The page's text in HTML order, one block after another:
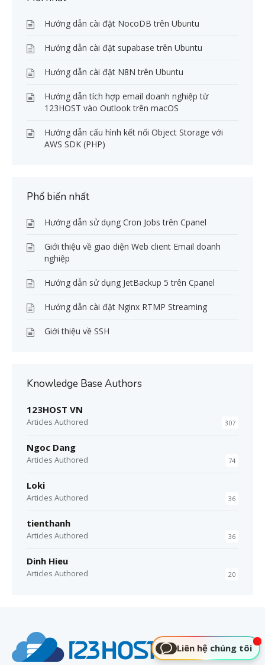
Hướng dẫn cài đặt NocoDB trên Ubuntu
Hướng dẫn cài đặt supabase trên Ubuntu
Hướng dẫn cài đặt N8N trên Ubuntu
Hướng dẫn tích hợp email doanh nghiệp từ
123HOST vào Outlook trên macOS
Hướng dẫn cấu hình kết nối Object Storage với
AWS SDK (PHP)
Phổ biến nhất
Hướng dẫn sử dụng Cron Jobs trên Cpanel
Giới thiệu về giao diện Web client Email doanh
nghiệp
Hướng dẫn sử dụng JetBackup 5 trên Cpanel
Hướng dẫn cài đặt Nginx RTMP Streaming
Giới thiệu về SSH
Knowledge Base Authors
123HOST VN
Articles Authored 307
Ngoc Dang
Articles Authored 74
Loki
Articles Authored 36
tienthanh
Articles Authored 36
Dinh Hieu
Articles Authored 20
Liên hệ chúng tôi